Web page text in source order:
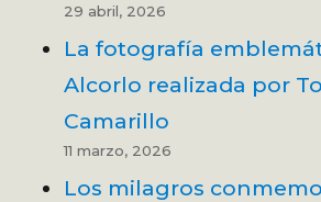
29 abril, 2026
La fotografía
Alcorlo realizada por
Camarillo
11 marzo, 2026
Los milagros